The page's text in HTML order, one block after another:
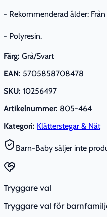
- Rekommenderad ålder: Från
- Polyresin.
Färg: Grå/Svart
EAN: 5705858708478
SKU: 10256497
Artikelnummer: 805-464
Kategori: Klätterstegar & Nät
Barn-Baby säljer inte
Tryggare val
Tryggare val för